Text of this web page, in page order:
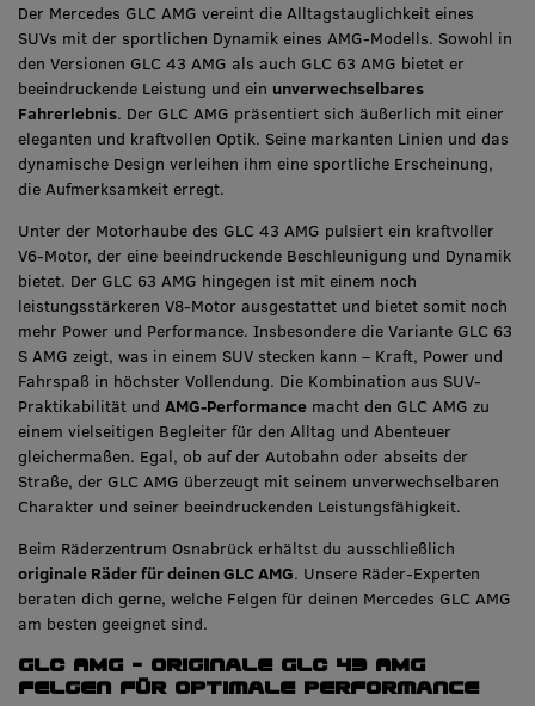
Der Mercedes GLC AMG vereint die Alltagstauglichkeit eines
SUVs mit der sportlichen Dynamik eines AMG-Modells. Sowohl in
den Versionen GLC 43 AMG als auch GLC 63 AMG bietet er
beeindruckende Leistung und ein unverwechselbares
Fahrerlebnis. Der GLC AMG präsentiert sich äußerlich mit einer
eleganten und kraftvollen Optik. Seine markanten Linien und das
dynamische Design verleihen ihm eine sportliche Erscheinung,
die Aufmerksamkeit erregt.
Unter der Motorhaube des GLC 43 AMG pulsiert ein kraftvoller
V6-Motor, der eine beeindruckende Beschleunigung und Dynamik
bietet. Der GLC 63 AMG hingegen ist mit einem noch
leistungsstärkeren V8-Motor ausgestattet und bietet somit noch
mehr Power und Performance. Insbesondere die Variante GLC 63
S AMG zeigt, was in einem SUV stecken kann – Kraft, Power und
Fahrspaß in höchster Vollendung. Die Kombination aus SUV-
Praktikabilität und AMG-Performance macht den GLC AMG zu
einem vielseitigen Begleiter für den Alltag und Abenteuer
gleichermaßen. Egal, ob auf der Autobahn oder abseits der
Straße, der GLC AMG überzeugt mit seinem unverwechselbaren
Charakter und seiner beeindruckenden Leistungsfähigkeit.
Beim Räderzentrum Osnabrück erhältst du ausschließlich
originale Räder für deinen GLC AMG. Unsere Räder-Experten
beraten dich gerne, welche Felgen für deinen Mercedes GLC AMG
am besten geeignet sind.
GLC AMG – originale GLC 43 AMG
Felgen für optimale Performance